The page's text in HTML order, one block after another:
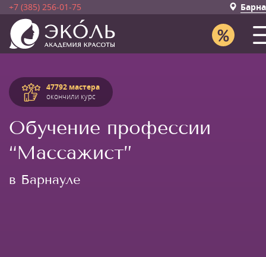
+7 (385) 256-01-75
47792 мастера
окончили курс
Обучение профессии
“Массажист”
в Барнауле